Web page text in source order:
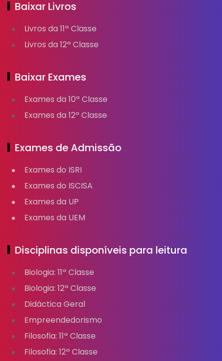
Baixar Livros
Livros da 11ª Classe
Livros da 12ª Classe
Baixar Exames
Exames da 10ª Classe
Exames da 12ª Classe
Exames de Admissão
Exames do ISRI
Exames do ISCISA
Exames da UP
Exames da UEM
Disciplinas disponíveis para leitura
Biologia: 11ª Classe
Biologia: 12ª Classe
Didáctica Geral
Empreendedorismo
Filosofia: 11ª Classe
Filosofia: 12ª Classe